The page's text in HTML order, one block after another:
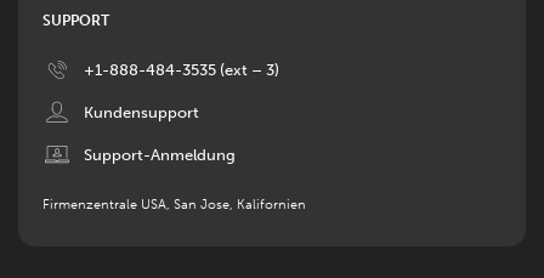
SUPPORT
Image +1-888-484-3535 (ext – 3)
ImageKundensupport
ImageSupport-Anmeldung
Firmenzentrale USA, San Jose, Kalifornien